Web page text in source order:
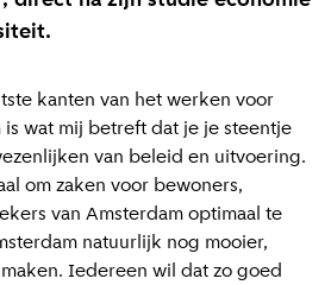
kanten van het werken voor
wat mij betreft dat je je steentje
van beleid en uitvoering.
om zaken voor bewoners,
van Amsterdam optimaal te
natuurlijk nog mooier,
Iedereen wil dat zo goed